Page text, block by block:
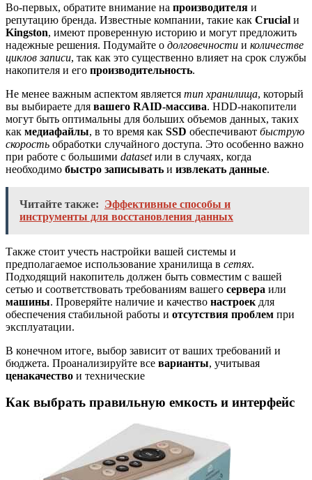
Во-первых, обратите внимание на производителя и
репутацию бренда. Известные компании, такие как Crucial и
Kingston, имеют проверенную историю и могут предложить
надежные решения. Подумайте о долговечности и количестве
циклов записи, так как это существенно влияет на срок службы
накопителя и его производительность.
Не менее важным аспектом является тип хранилища, который
вы выбираете для вашего RAID-массива. HDD-накопители
могут быть оптимальны для больших объемов данных, таких
как медиафайлы, в то время как SSD обеспечивают быструю
скорость обработки случайного доступа. Это особенно важно
при работе с большими datasetили в случаях, когда
необходимо быстро записывать и извлекать данные.
Читайте также: Эффективные способы и
инструменты для восстановления данных
Также стоит учесть настройки вашей системы и
предполагаемое использование хранилища в сетях.
Подходящий накопитель должен быть совместим с вашей
сетью и соответствовать требованиям вашего сервера или
машины. Проверяйте наличие и качество настроек для
обеспечения стабильной работы и отсутствия проблем при
эксплуатации.
В конечном итоге, выбор зависит от ваших требований и
бюджета. Проанализируйте все варианты, учитывая
ценакачество и технические
Как выбрать правильную емкость и интерфейс